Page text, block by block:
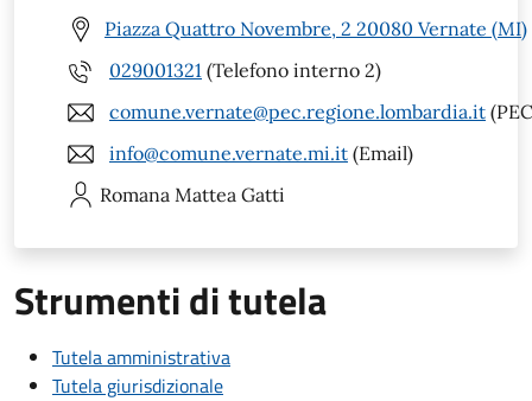
Piazza Quattro Novembre, 2 20080 Vernate (MI)
029001321 (Telefono interno 2)
comune.vernate@pec.regione.lombardia.it
info@comune.vernate.mi.it (Email)
Romana Mattea Gatti
Strumenti di tutela
Tutela amministrativa
Tutela giurisdizionale